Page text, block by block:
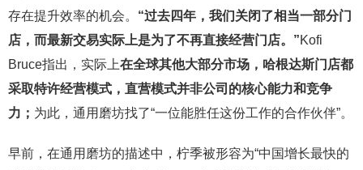
存在提升效率的机会。 “过去四年，我们关闭了相当一部分门
店，而最新交易实际上是为了不再直接经营门店。”Kofi
Bruce指出，实际上在全球其他大部分市场，哈根达斯门店都
采取特许经营模式，直营模式并非公司的核心能力和竞争
力； 为此，通用磨坊找了“一位能胜任这份工作的合作伙伴”。
早前，在通用磨坊的描述中，柠季被形容为“中国增长最快的